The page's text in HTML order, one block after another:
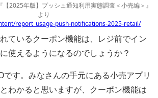
2025年版】プッシュ通知利用実態調査＜小売編＞』
より
report_usage-push-notifications-2025-retail/
ているクーポン機能は、レジ前でイン
使えるようになるのでしょうか？
です。みなさんの手元にある小売アプリ
わかると思いますが、クーポン機能は